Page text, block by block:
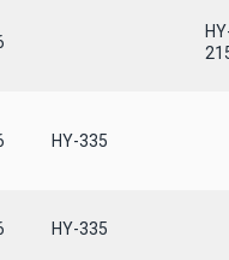
HY-335
HY-335